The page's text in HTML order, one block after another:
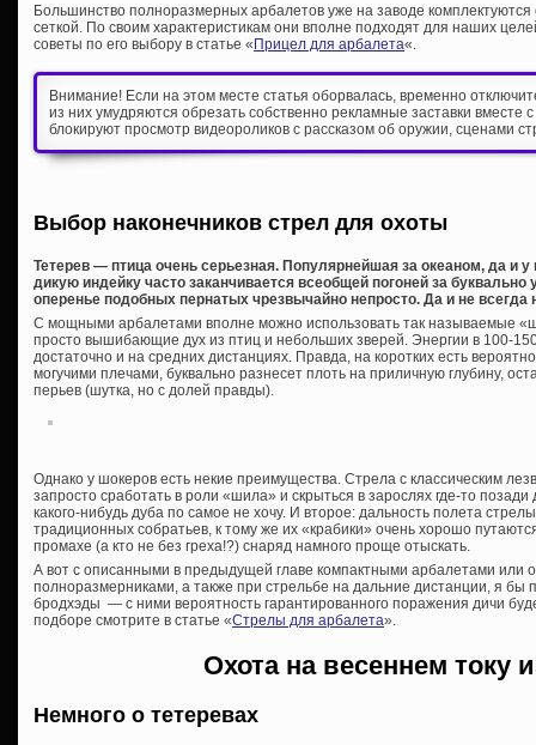
Большинство полноразмерных арбалетов уже на заводе
сеткой. По своим характеристикам они вполне подходят для наших
советы по его выбору в статье «Прицел для арбалета«.
Внимание! Если на этом месте статья оборвалась, временно
из них умудряются обрезать собственно рекламные заставки вместе
блокируют просмотр видеороликов с рассказом об оружии, сценами
Выбор наконечников стрел для охоты
Тетерев — птица очень серьезная. Популярнейшая за океаном, да и
дикую индейку часто заканчивается всеобщей погоней за
оперенье подобных пернатых чрезвычайно непросто. Да и не
С мощными арбалетами вполне можно использовать так называемые
просто вышибающие дух из птиц и небольших зверей. Энергии в 100-
достаточно и на средних дистанциях. Правда, на коротких есть
могучими плечами, буквально разнесет плоть на приличную глубину,
перьев (шутка, но с долей правды).
Однако у шокеров есть некие преимущества. Стрела с классическим
запросто сработать в роли «шила» и скрыться в зарослях где-то позади
какого-нибудь дуба по самое не хочу. И второе: дальность полета
традиционных собратьев, к тому же их «крабики» очень хорошо
промахе (а кто не без греха!?) снаряд намного проще отыскать.
А вот с описанными в предыдущей главе компактными арбалетами
полноразмерниками, а также при стрельбе на дальние дистанции, я бы
бродхэды — с ними вероятность гарантированного поражения дичи
подборе смотрите в статье «Стрелы для арбалета».
Охота на весеннем току
Немного о тетеревах